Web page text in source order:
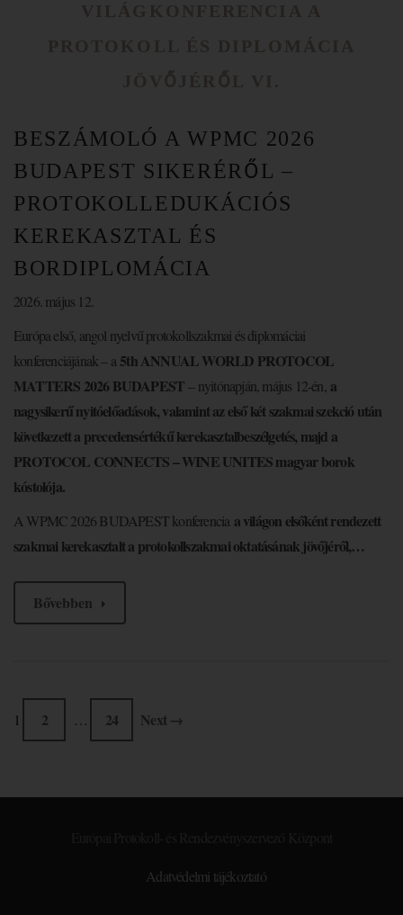
BESZÁMOLÓ A WPMC 2026
BUDAPEST SIKERÉRŐL –
PROTOKOLLEDUKÁCIÓS
KEREKASZTAL ÉS
BORDIPLOMÁCIA
2026. május 12.
Európa első, angol nyelvű protokollszakmai és diplomáciai
konferenciájának – a 5th ANNUAL WORLD PROTOCOL
MATTERS 2026 BUDAPEST– nyitónapján, május 12-én, a
nagysikerű nyitóelőadások, valamint az első két szakmai szekció után
következett a precedensértékű kerekasztalbeszélgetés, majd a
PROTOCOL CONNECTS – WINE UNITES magyar borok
kóstolója.
A WPMC 2026 BUDAPEST konferenciaa világon elsőként rendezett
szakmai kerekasztalt a protokollszakmai oktatásának jövőjéről,…
Bővebben
1 2 … 24 Next →
Adatvédelmi tájékoztató